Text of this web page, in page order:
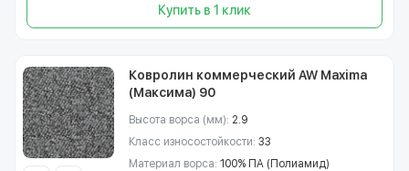
Купить в 1 клик
Ковролин коммерческий AW Maxima
(Максима) 90
Высота ворса (мм): 2.9
Класс износостойкости: 33
Материал ворса: 100% ПА (Полиамид)